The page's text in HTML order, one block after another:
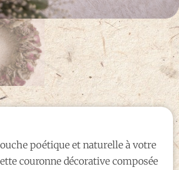
poétique et naturelle à votre
couronne décorative composée